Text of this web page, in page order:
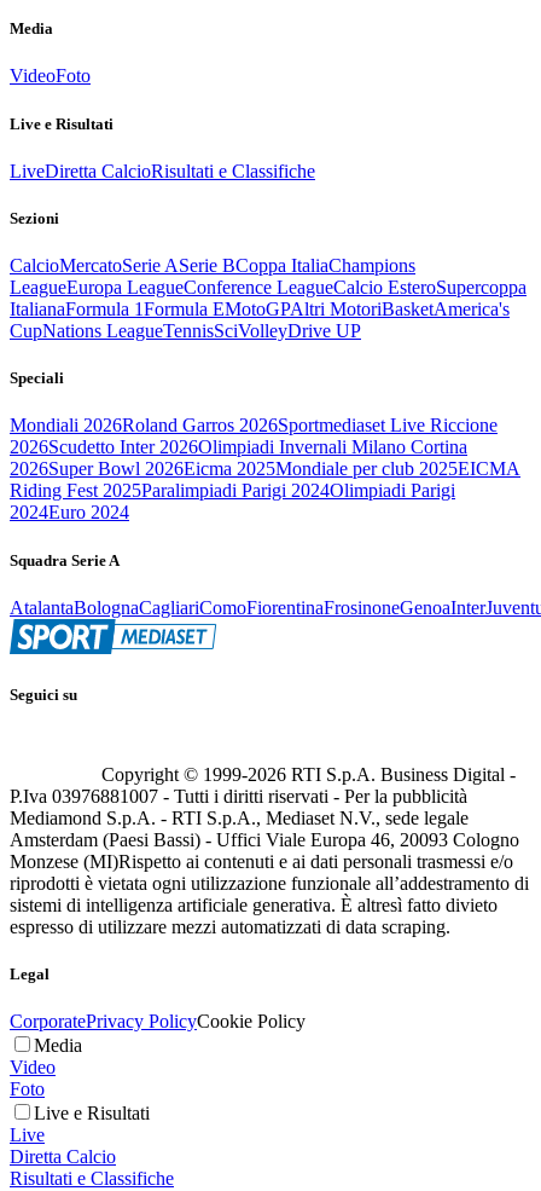
Media
VideoFoto
Live e Risultati
LiveDiretta CalcioRisultati e Classifiche
Sezioni
CalcioMercatoSerie ASerie BCoppa ItaliaChampions
LeagueEuropa LeagueConference LeagueCalcio EsteroSupercoppa
ItalianaFormula 1Formula EMotoGPAltri MotoriBasketAmerica's
CupNations LeagueTennisSciVolleyDrive UP
Speciali
Mondiali 2026Roland Garros 2026Sportmediaset Live Riccione
2026Scudetto Inter 2026Olimpiadi Invernali Milano Cortina
2026Super Bowl 2026Eicma 2025Mondiale per club 2025EICMA
Riding Fest 2025Paralimpiadi Parigi 2024Olimpiadi Parigi
2024Euro 2024
Squadra Serie A
AtalantaBolognaCagliariComoFiorentinaFrosinoneGenoaInter
Seguici su
Copyright © 1999-2026 RTI S.p.A. Business Digital -
P.Iva 03976881007 - Tutti i diritti riservati - Per la pubblicità
Mediamond S.p.A. - RTI S.p.A., Mediaset N.V., sede legale
Amsterdam (Paesi Bassi) - Uffici Viale Europa 46, 20093 Cologno
Monzese (MI)Rispetto ai contenuti e ai dati personali trasmessi e/o
riprodotti è vietata ogni utilizzazione funzionale all’addestramento di
sistemi di intelligenza artificiale generativa. È altresì fatto divieto
espresso di utilizzare mezzi automatizzati di data scraping.
Legal
CorporatePrivacy PolicyCookie Policy
Media
Video
Foto
Live e Risultati
Live
Diretta Calcio
Risultati e Classifiche